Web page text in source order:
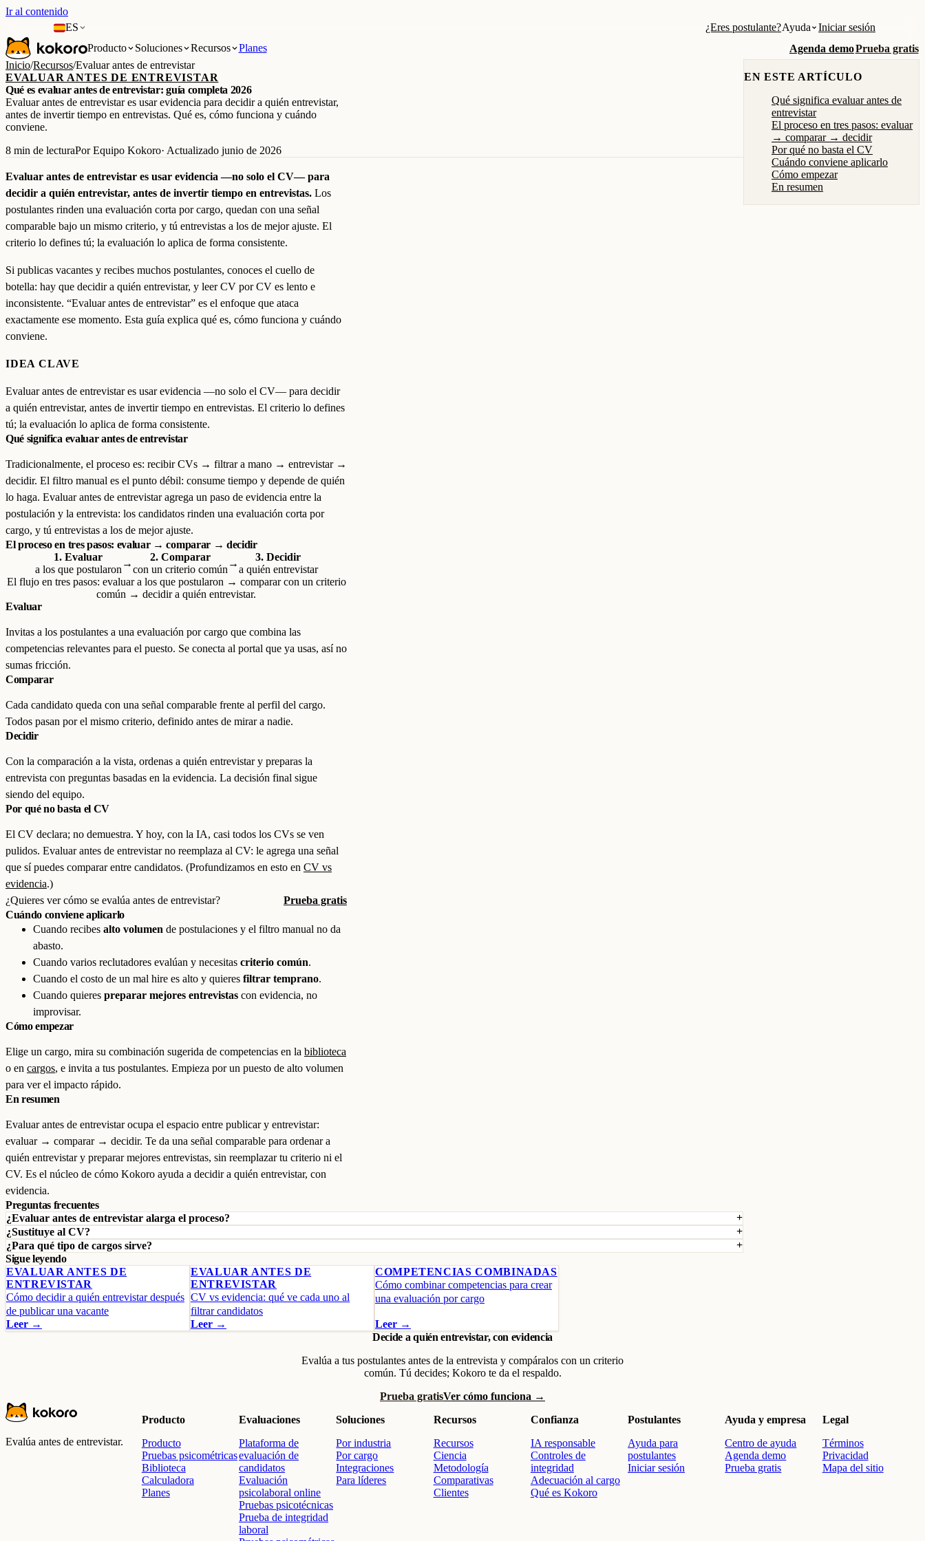
Ir al contenido
ES
¿Eres postulante?Ayuda
Iniciar sesión
Producto
Soluciones Recursos Planes Agenda demoPrueba gratis
Inicio/Recursos/Evaluar antes de entrevistar
EVALUAR ANTES DE ENTREVISTAR
Qué es evaluar antes de entrevistar: guía completa 2026
Evaluar antes de entrevistar es usar evidencia para decidir a quién entrevistar,
antes de invertir tiempo en entrevistas. Qué es, cómo funciona y cuándo
conviene.
8 min de lecturaPor Equipo Kokoro· Actualizado junio de 2026
Evaluar antes de entrevistar es usar evidencia —no solo el CV— para
decidir a quién entrevistar, antes de invertir tiempo en entrevistas. Los
postulantes rinden una evaluación corta por cargo, quedan con una señal
comparable bajo un mismo criterio, y tú entrevistas a los de mejor ajuste. El
criterio lo defines tú; la evaluación lo aplica de forma consistente.
Si publicas vacantes y recibes muchos postulantes, conoces el cuello de
botella: hay que decidir a quién entrevistar, y leer CV por CV es lento e
inconsistente. “Evaluar antes de entrevistar” es el enfoque que ataca
exactamente ese momento. Esta guía explica qué es, cómo funciona y cuándo
conviene.
IDEA CLAVE
Evaluar antes de entrevistar es usar evidencia —no solo el CV— para decidir
a quién entrevistar, antes de invertir tiempo en entrevistas. El criterio lo defines
tú; la evaluación lo aplica de forma consistente.
Qué significa evaluar antes de entrevistar
Tradicionalmente, el proceso es: recibir CVs → filtrar a mano → entrevistar →
decidir. El filtro manual es el punto débil: consume tiempo y depende de quién
lo haga. Evaluar antes de entrevistar agrega un paso de evidencia entre la
postulación y la entrevista: los candidatos rinden una evaluación corta por
cargo, y tú entrevistas a los de mejor ajuste.
El proceso en tres pasos: evaluar → comparar → decidir
1. Evaluar
a los que postularon
→
2. Comparar
con un criterio común
→
3. Decidir
a quién entrevistar
El flujo en tres pasos: evaluar a los que postularon → comparar con un criterio
común → decidir a quién entrevistar.
Evaluar
Invitas a los postulantes a una evaluación por cargo que combina las
competencias relevantes para el puesto. Se conecta al portal que ya usas, así no
sumas fricción.
Comparar
Cada candidato queda con una señal comparable frente al perfil del cargo.
Todos pasan por el mismo criterio, definido antes de mirar a nadie.
Decidir
Con la comparación a la vista, ordenas a quién entrevistar y preparas la
entrevista con preguntas basadas en la evidencia. La decisión final sigue
siendo del equipo.
Por qué no basta el CV
El CV declara; no demuestra. Y hoy, con la IA, casi todos los CVs se ven
pulidos. Evaluar antes de entrevistar no reemplaza al CV: le agrega una señal
que sí puedes comparar entre candidatos. (Profundizamos en esto en CV vs
evidencia.)
¿Quieres ver cómo se evalúa antes de entrevistar?
Prueba gratis
Cuándo conviene aplicarlo
Cuando recibes alto volumen de postulaciones y el filtro manual no da
abasto.
Cuando varios reclutadores evalúan y necesitas criterio común.
Cuando el costo de un mal hire es alto y quieres filtrar temprano.
Cuando quieres preparar mejores entrevistas con evidencia, no
improvisar.
Cómo empezar
Elige un cargo, mira su combinación sugerida de competencias en la biblioteca
o en cargos, e invita a tus postulantes. Empieza por un puesto de alto volumen
para ver el impacto rápido.
En resumen
Evaluar antes de entrevistar ocupa el espacio entre publicar y entrevistar:
evaluar → comparar → decidir. Te da una señal comparable para ordenar a
quién entrevistar y preparar mejores entrevistas, sin reemplazar tu criterio ni el
CV. Es el núcleo de cómo Kokoro ayuda a decidir a quién entrevistar, con
evidencia.
Preguntas frecuentes
¿Evaluar antes de entrevistar alarga el proceso?
¿Sustituye al CV?
¿Para qué tipo de cargos sirve?
Sigue leyendo
EVALUAR ANTES DE
ENTREVISTAR
Cómo decidir a quién entrevistar después
de publicar una vacante
Leer →
EVALUAR ANTES DE
ENTREVISTAR
CV vs evidencia: qué ve cada uno al
filtrar candidatos
Leer →
COMPETENCIAS COMBINADAS
Cómo combinar competencias para crear
una evaluación por cargo
Leer →
EN ESTE ARTÍCULO
Qué significa evaluar antes de
entrevistar
El proceso en tres pasos: evaluar
→ comparar → decidir
Por qué no basta el CV
Cuándo conviene aplicarlo
Cómo empezar
En resumen
Decide a quién entrevistar, con evidencia
Evalúa a tus postulantes antes de la entrevista y compáralos con un criterio
común. Tú decides; Kokoro te da el respaldo.
Prueba gratisVer cómo funciona →
Evalúa antes de entrevistar.
Producto
Producto
Pruebas psicométricas
Biblioteca
Calculadora
Planes
Evaluaciones
Plataforma de
evaluación de
candidatos
Evaluación
psicolaboral online
Pruebas psicotécnicas
Prueba de integridad
laboral
Soluciones
Por industria
Por cargo
Integraciones
Para líderes
Recursos
Recursos
Ciencia
Metodología
Comparativas
Clientes
Confianza
IA responsable
Controles de
integridad
Adecuación al cargo
Qué es Kokoro
Postulantes
Ayuda para
postulantes
Iniciar sesión
Ayuda y empresa
Centro de ayuda
Agenda demo
Prueba gratis
Legal
Términos
Privacidad
Mapa del sitio